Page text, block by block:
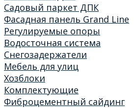
Садовый паркет ДПК
Фасадная панель Grand Line
Регулируемые опоры
Водосточная система
Снегозадержатели
Мебель для улиц
Хозблоки
Комплектующие
Фиброцементный сайдинг